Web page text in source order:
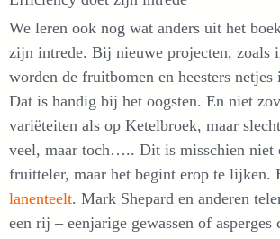
We leren ook nog wat anders uit het
zijn intrede. Bij nieuwe projecten, zoals
worden de fruitbomen en heesters
Dat is handig bij het oogsten. En niet
variëteiten als op Ketelbroek, maar
veel, maar toch….. Dit is misschien niet
fruitteler, maar het begint erop te lijken.
lanenteelt. Mark Shepard en anderen
een rij – eenjarige gewassen of asperges